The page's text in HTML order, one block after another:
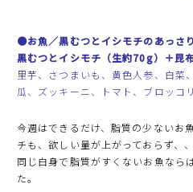
●お魚／黒むつとイシモチのあっさ
黒むつとイシモチ（生約70g）＋昆
里芋、さつまいも、黄色人参、白菜
瓜、ズッキーニ、トマト、ブロッコ
今週はできるだけ、脂質の少ないお
チも、欲しい量が上がっておらず、、
同じ白身で脂質がすくないお魚なら
た。